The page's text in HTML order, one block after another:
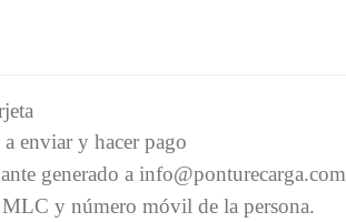
enviar y hacer pago
generado a info@ponturecarga.com
y número móvil de la persona.